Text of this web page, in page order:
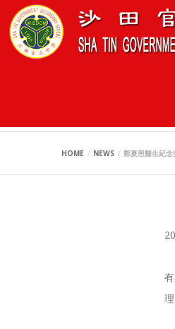
HOME NEWS 鄭夏恩醫生紀
理